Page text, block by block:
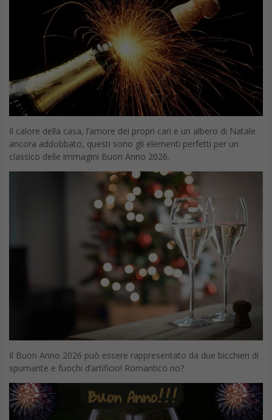
Il calore della casa, l’amore dei propri cari e un albero di Natale
ancora addobbato, questi sono gli elementi perfetti per un
classico delle immagini Buon Anno 2026.
Il Buon Anno 2026 può essere rappresentato da due bicchieri di
spumante e fuochi d’artificio! Romantico no?